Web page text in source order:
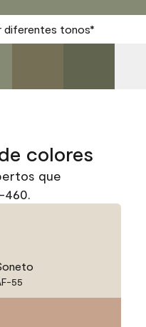
diferentes tonos*
colores
que
460.
55